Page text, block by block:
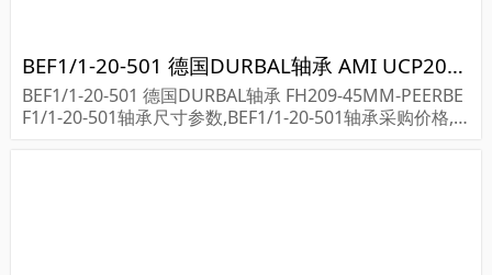
BEF1/1-20-501 德国DURBAL轴承 AMI UCP208-24
BEF1/1-20-501 德国DURBAL轴承 FH209-45MM-PEERBE
F1/1-20-501轴承尺寸参数,BEF1/1-20-501轴承采购价格,B